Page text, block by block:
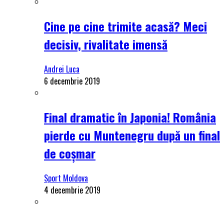
Cine pe cine trimite acasă? Meci
decisiv, rivalitate imensă
Andrei Luca
6 decembrie 2019
Final dramatic în Japonia! România
pierde cu Muntenegru după un final
de coșmar
Sport Moldova
4 decembrie 2019